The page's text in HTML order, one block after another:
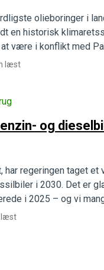
olieboringer i
en historisk
være i konflikt med
læst
og
har regeringen taget
i 2030. Det er
i 2025 – og vi
læst